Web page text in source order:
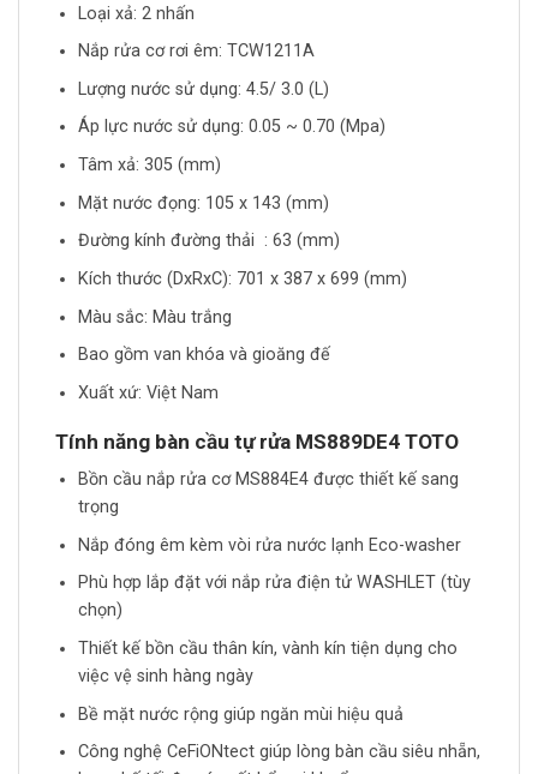
Loại xả: 2 nhấn
Nắp rửa cơ rơi êm: TCW1211A
Lượng nước sử dụng: 4.5/ 3.0 (L)
Áp lực nước sử dụng: 0.05 ~ 0.70 (Mpa)
Tâm xả: 305 (mm)
Mặt nước đọng: 105 x 143 (mm)
Đường kính đường thải : 63 (mm)
Kích thước (DxRxC): 701 x 387 x 699 (mm)
Màu sắc: Màu trắng
Bao gồm van khóa và gioăng đế
Xuất xứ: Việt Nam
Tính năng bàn cầu tự rửa MS889DE4 TOTO
Bồn cầu nắp rửa cơ MS884E4 được thiết kế sang
trọng
Nắp đóng êm kèm vòi rửa nước lạnh Eco-washer
Phù hợp lắp đặt với nắp rửa điện tử WASHLET (tùy
chọn)
Thiết kế bồn cầu thân kín, vành kín tiện dụng cho
việc vệ sinh hàng ngày
Bề mặt nước rộng giúp ngăn mùi hiệu quả
Công nghệ CeFiONtect giúp lòng bàn cầu siêu nhẵn,